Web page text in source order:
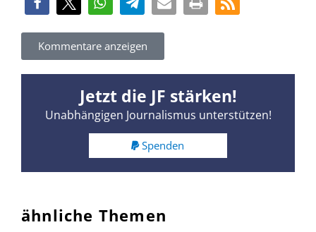
Kommentare anzeigen
Jetzt die JF stärken!
Unabhängigen Journalismus unterstützen!
Spenden
ähnliche Themen